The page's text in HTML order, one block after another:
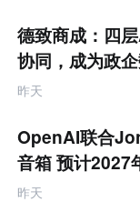
商
产
业
互
联
网
德致商成：四
协同，成为政
服务商
昨天
OpenAI联合
音箱 预计2027
元
昨天